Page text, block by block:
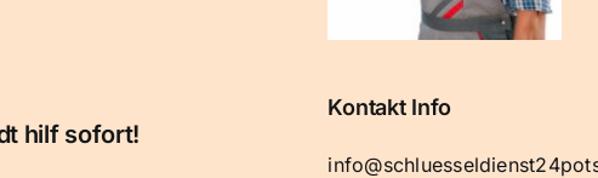
hilf sofort!
Kontakt Info